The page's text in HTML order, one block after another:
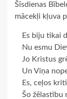
Šīsdienas
mācekļi kļuva
Es biju tikai
Nu esmu
Jo Kristus
Un Viņa
Es, ceļos
Šo žēlastību